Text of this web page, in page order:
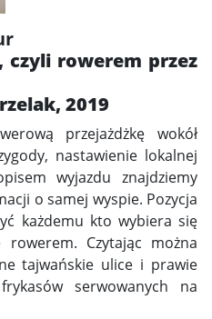
czyli rowerem przez
2019
przejażdżkę wokół
nastawienie lokalnej
wyjazdu znajdziemy
o samej wyspie. Pozycja
każdemu kto wybiera się
rowerem. Czytając można
tajwańskie ulice i prawie
serwowanych na